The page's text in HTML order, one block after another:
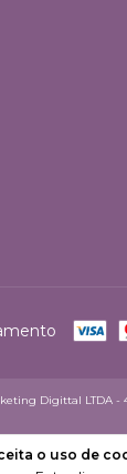
o uso de
Digittal LTDA -